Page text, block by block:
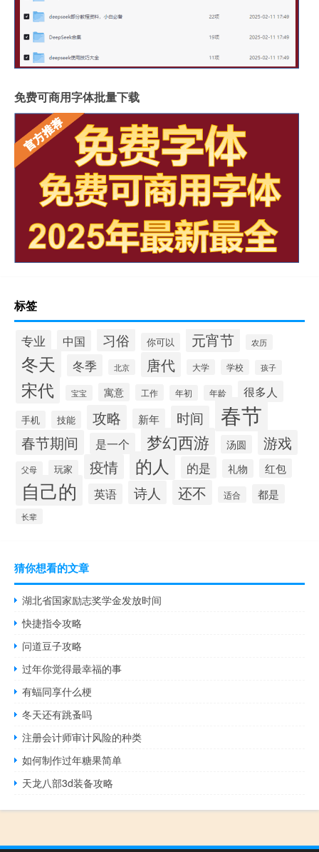
免费可商用字体批量下载
标签
专业 中国 习俗 你可以 元宵节 农历
冬天 冬季 北京 唐代 大学 学校 孩子
宋代 宝宝 寓意 工作 年初 年龄 很多人
手机 技能 攻略 新年 时间 春节
春节期间 是一个 梦幻西游 汤圆 游戏
父母 玩家 疫情 的人 的是 礼物 红包
自己的 英语 诗人 还不 适合 都是
长辈
猜你想看的文章
湖北省国家励志奖学金发放时间
快捷指令攻略
问道豆子攻略
过年你觉得最幸福的事
有蝠同享什么梗
冬天还有跳蚤吗
注册会计师审计风险的种类
如何制作过年糖果简单
天龙八部3d装备攻略